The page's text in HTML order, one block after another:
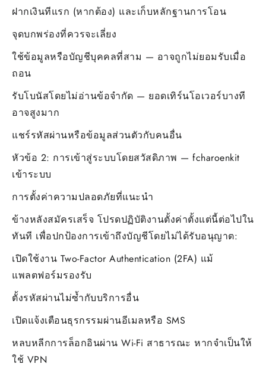
ฝากเงินทีแรก (หากต้อง) และเก็บหลักฐานการโอน
จุดบกพร่องที่ควรจะเลี่ยง
ใช้ข้อมูลหรือบัญชีบุคคลที่สาม — อาจถูกไม่ยอมรับเมื่อ
ถอน
รับโบนัสโดยไม่อ่านข้อจำกัด — ยอดเทิร์นโอเวอร์บางที
อาจสูงมาก
แชร์รหัสผ่านหรือข้อมูลส่วนตัวกับคนอื่น
หัวข้อ 2: การเข้าสู่ระบบโดยสวัสดิภาพ — fcharoenkit
เข้าระบบ
การตั้งค่าความปลอดภัยที่แนะนำ
ข้างหลังสมัครเสร็จ โปรดปฏิบัติงานตั้งค่าตั้งแต่นี้ต่อไปใน
ทันที เพื่อปกป้องการเข้าถึงบัญชีโดยไม่ได้รับอนุญาต:
เปิดใช้งาน Two-Factor Authentication (2FA) แม้
แพลตฟอร์มรองรับ
ตั้งรหัสผ่านไม่ซ้ำกับบริการอื่น
เปิดแจ้งเตือนธุรกรรมผ่านอีเมลหรือ SMS
หลบหลีกการล็อกอินผ่าน Wi-Fi สาธารณะ หากจำเป็นให้
ใช้ VPN